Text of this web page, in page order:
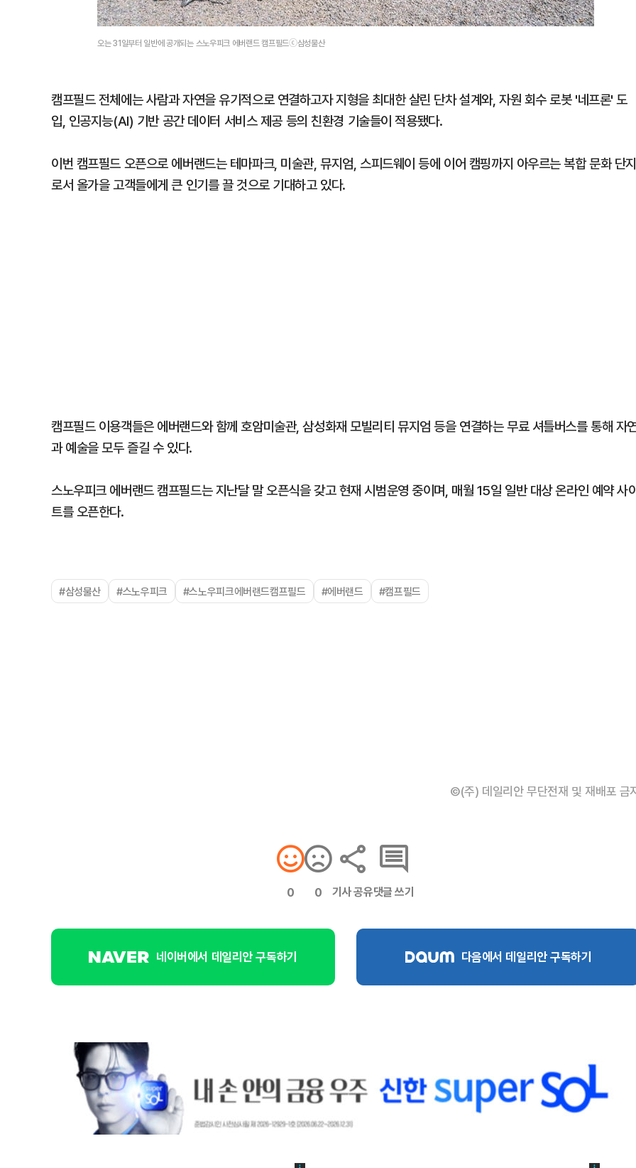
오는 31일부터 일반에 공개되는 스노우피크 에버랜드 캠프필드ⓒ삼성물산
캠프필드 전체에는 사람과 자연을 유기적으로 연결하고자 지형을 최대한 살린 단차 설계와, 자원 회수 로봇 '네프론' 도
입, 인공지능(AI) 기반 공간 데이터 서비스 제공 등의 친환경 기술들이 적용됐다.
이번 캠프필드 오픈으로 에버랜드는 테마파크, 미술관, 뮤지엄, 스피드웨이 등에 이어 캠핑까지 아우르는 복합 문화 단
로서 올가을 고객들에게 큰 인기를 끌 것으로 기대하고 있다.
캠프필드 이용객들은 에버랜드와 함께 호암미술관, 삼성화재 모빌리티 뮤지엄 등을 연결하는 무료 셔틀버스를 통해 자
과 예술을 모두 즐길 수 있다.
스노우피크 에버랜드 캠프필드는 지난달 말 오픈식을 갖고 현재 시범운영 중이며, 매월 15일 일반 대상 온라인 예약 사
트를 오픈한다.
#삼성물산 #스노우피크 #스노우피크에버랜드캠프필드 #에버랜드 #캠프필드
©(주) 데일리안 무단전재 및 재배포 금
0 0 기사 공유댓글 쓰기
네이버에서 데일리안 구독하기 다음에서 데일리안 구독하기